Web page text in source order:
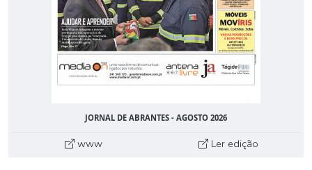
JORNAL DE ABRANTES - AGOSTO 2026
www Ler edição